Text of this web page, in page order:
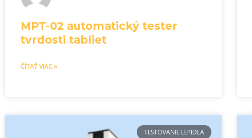
MPT-02 automatický tester
tvrdosti tabliet
ČÍTAŤ VIAC »
TESTOVANIE LEPIDLA